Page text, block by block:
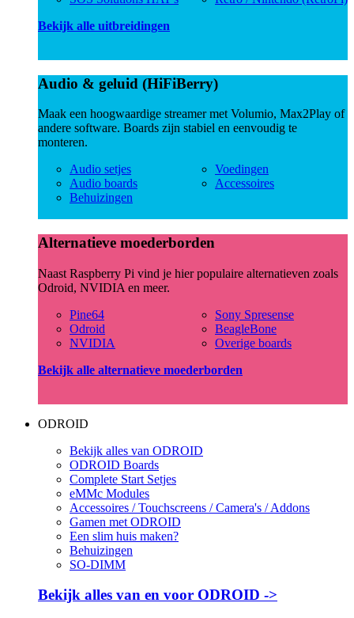
Bekijk alle uitbreidingen
Audio & geluid (HiFiBerry)
Maak een hoogwaardige streamer met Volumio, Max2Play of
andere software. Boards zijn stabiel en eenvoudig te
monteren.
Audio setjes
Audio boards
Behuizingen
Voedingen
Accessoires
Alternatieve moederborden
Naast Raspberry Pi vind je hier populaire alternatieven zoals
Odroid, NVIDIA en meer.
Pine64
Odroid
NVIDIA
Sony Spresense
BeagleBone
Overige boards
Bekijk alle alternatieve moederborden
ODROID
Bekijk alles van ODROID
ODROID Boards
Complete Start Setjes
eMMc Modules
Accessoires / Touchscreens / Camera's / Addons
Gamen met ODROID
Een slim huis maken?
Behuizingen
SO-DIMM
Bekijk alles van en voor ODROID ->